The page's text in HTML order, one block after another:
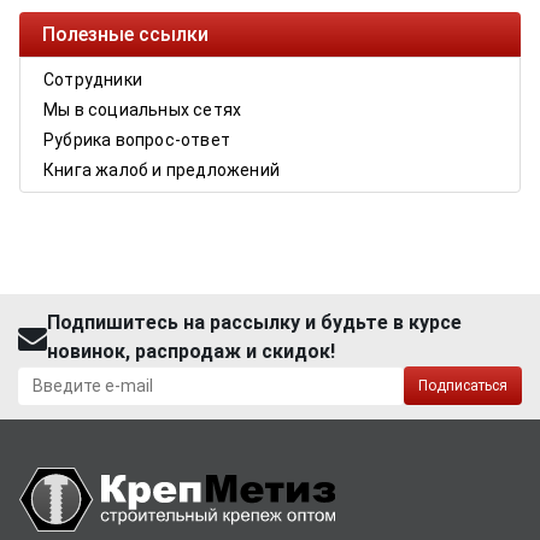
Полезные ссылки
Сотрудники
Мы в социальных сетях
Рубрика вопрос-ответ
Книга жалоб и предложений
Подпишитесь на рассылку и будьте в курсе
новинок, распродаж и скидок!
Подписаться